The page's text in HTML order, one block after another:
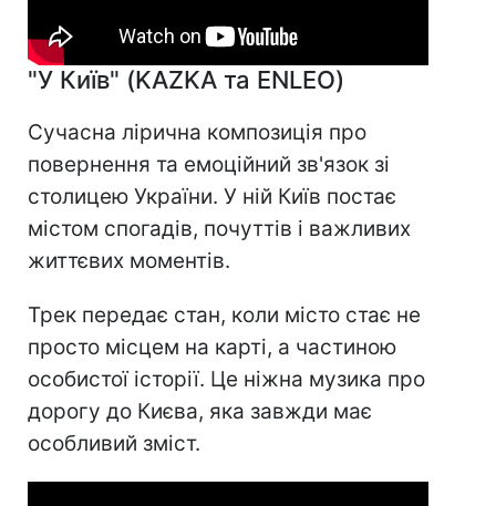
"У Київ" (KAZKA та ENLEO)
Сучасна лірична композиція про
повернення та емоційний зв'язок зі
столицею України. У ній Київ постає
містом спогадів, почуттів і важливих
життєвих моментів.
Трек передає стан, коли місто стає не
просто місцем на карті, а частиною
особистої історії. Це ніжна музика про
дорогу до Києва, яка завжди має
особливий зміст.